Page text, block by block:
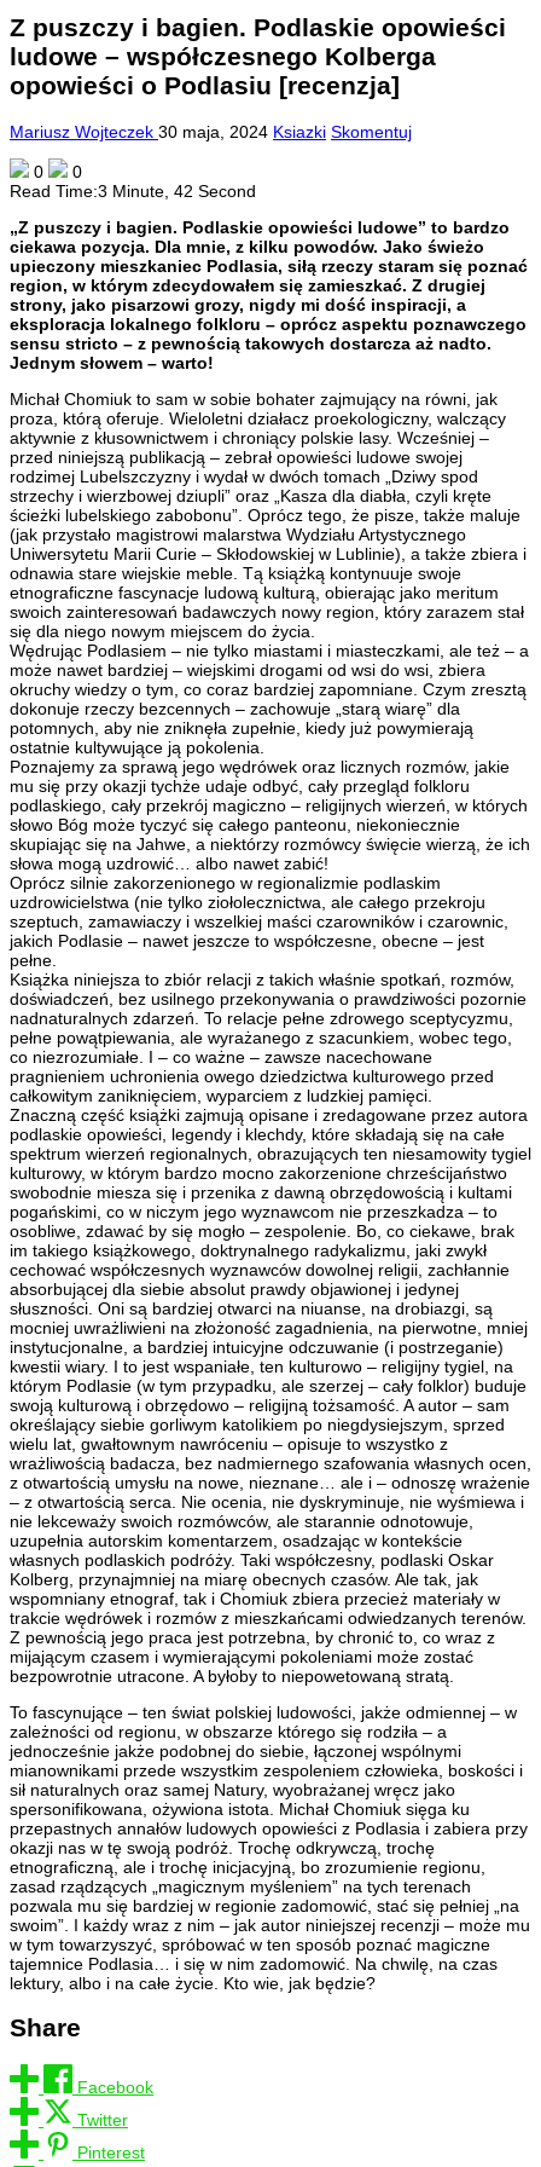
Z puszczy i bagien. Podlaskie opowieści
ludowe – współczesnego Kolberga
opowieści o Podlasiu [recenzja]
Mariusz Wojteczek 30 maja, 2024 Ksiazki Skomentuj
0
0
Read Time:3 Minute, 42 Second
„Z puszczy i bagien. Podlaskie opowieści ludowe” to bardzo
ciekawa pozycja. Dla mnie, z kilku powodów. Jako świeżo
upieczony mieszkaniec Podlasia, siłą rzeczy staram się poznać
region, w którym zdecydowałem się zamieszkać. Z drugiej
strony, jako pisarzowi grozy, nigdy mi dość inspiracji, a
eksploracja lokalnego folkloru – oprócz aspektu poznawczego
sensu stricto – z pewnością takowych dostarcza aż nadto.
Jednym słowem – warto!
Michał Chomiuk to sam w sobie bohater zajmujący na równi, jak
proza, którą oferuje. Wieloletni działacz proekologiczny, walczący
aktywnie z kłusownictwem i chroniący polskie lasy. Wcześniej –
przed niniejszą publikacją – zebrał opowieści ludowe swojej
rodzimej Lubelszczyzny i wydał w dwóch tomach „Dziwy spod
strzechy i wierzbowej dziupli” oraz „Kasza dla diabła, czyli kręte
ścieżki lubelskiego zabobonu”. Oprócz tego, że pisze, także maluje
(jak przystało magistrowi malarstwa Wydziału Artystycznego
Uniwersytetu Marii Curie – Skłodowskiej w Lublinie), a także zbiera i
odnawia stare wiejskie meble. Tą książką kontynuuje swoje
etnograficzne fascynacje ludową kulturą, obierając jako meritum
swoich zainteresowań badawczych nowy region, który zarazem stał
się dla niego nowym miejscem do życia.
Wędrując Podlasiem – nie tylko miastami i miasteczkami, ale też – a
może nawet bardziej – wiejskimi drogami od wsi do wsi, zbiera
okruchy wiedzy o tym, co coraz bardziej zapomniane. Czym zresztą
dokonuje rzeczy bezcennych – zachowuje „starą wiarę” dla
potomnych, aby nie zniknęła zupełnie, kiedy już powymierają
ostatnie kultywujące ją pokolenia.
Poznajemy za sprawą jego wędrówek oraz licznych rozmów, jakie
mu się przy okazji tychże udaje odbyć, cały przegląd folkloru
podlaskiego, cały przekrój magiczno – religijnych wierzeń, w których
słowo Bóg może tyczyć się całego panteonu, niekoniecznie
skupiając się na Jahwe, a niektórzy rozmówcy święcie wierzą, że ich
słowa mogą uzdrowić… albo nawet zabić!
Oprócz silnie zakorzenionego w regionalizmie podlaskim
uzdrowicielstwa (nie tylko ziołolecznictwa, ale całego przekroju
szeptuch, zamawiaczy i wszelkiej maści czarowników i czarownic,
jakich Podlasie – nawet jeszcze to współczesne, obecne – jest
pełne.
Książka niniejsza to zbiór relacji z takich właśnie spotkań, rozmów,
doświadczeń, bez usilnego przekonywania o prawdziwości pozornie
nadnaturalnych zdarzeń. To relacje pełne zdrowego sceptycyzmu,
pełne powątpiewania, ale wyrażanego z szacunkiem, wobec tego,
co niezrozumiałe. I – co ważne – zawsze nacechowane
pragnieniem uchronienia owego dziedzictwa kulturowego przed
całkowitym zaniknięciem, wyparciem z ludzkiej pamięci.
Znaczną część książki zajmują opisane i zredagowane przez autora
podlaskie opowieści, legendy i klechdy, które składają się na całe
spektrum wierzeń regionalnych, obrazujących ten niesamowity tygiel
kulturowy, w którym bardzo mocno zakorzenione chrześcijaństwo
swobodnie miesza się i przenika z dawną obrzędowością i kultami
pogańskimi, co w niczym jego wyznawcom nie przeszkadza – to
osobliwe, zdawać by się mogło – zespolenie. Bo, co ciekawe, brak
im takiego książkowego, doktrynalnego radykalizmu, jaki zwykł
cechować współczesnych wyznawców dowolnej religii, zachłannie
absorbującej dla siebie absolut prawdy objawionej i jedynej
słuszności. Oni są bardziej otwarci na niuanse, na drobiazgi, są
mocniej uwrażliwieni na złożoność zagadnienia, na pierwotne, mniej
instytucjonalne, a bardziej intuicyjne odczuwanie (i postrzeganie)
kwestii wiary. I to jest wspaniałe, ten kulturowo – religijny tygiel, na
którym Podlasie (w tym przypadku, ale szerzej – cały folklor) buduje
swoją kulturową i obrzędowo – religijną tożsamość. A autor – sam
określający siebie gorliwym katolikiem po niegdysiejszym, sprzed
wielu lat, gwałtownym nawróceniu – opisuje to wszystko z
wrażliwością badacza, bez nadmiernego szafowania własnych ocen,
z otwartością umysłu na nowe, nieznane… ale i – odnoszę wrażenie
– z otwartością serca. Nie ocenia, nie dyskryminuje, nie wyśmiewa i
nie lekceważy swoich rozmówców, ale starannie odnotowuje,
uzupełnia autorskim komentarzem, osadzając w kontekście
własnych podlaskich podróży. Taki współczesny, podlaski Oskar
Kolberg, przynajmniej na miarę obecnych czasów. Ale tak, jak
wspomniany etnograf, tak i Chomiuk zbiera przecież materiały w
trakcie wędrówek i rozmów z mieszkańcami odwiedzanych terenów.
Z pewnością jego praca jest potrzebna, by chronić to, co wraz z
mijającym czasem i wymierającymi pokoleniami może zostać
bezpowrotnie utracone. A byłoby to niepowetowaną stratą.
To fascynujące – ten świat polskiej ludowości, jakże odmiennej – w
zależności od regionu, w obszarze którego się rodziła – a
jednocześnie jakże podobnej do siebie, łączonej wspólnymi
mianownikami przede wszystkim zespoleniem człowieka, boskości i
sił naturalnych oraz samej Natury, wyobrażanej wręcz jako
spersonifikowana, ożywiona istota. Michał Chomiuk sięga ku
przepastnych annałów ludowych opowieści z Podlasia i zabiera przy
okazji nas w tę swoją podróż. Trochę odkrywczą, trochę
etnograficzną, ale i trochę inicjacyjną, bo zrozumienie regionu,
zasad rządzących „magicznym myśleniem” na tych terenach
pozwala mu się bardziej w regionie zadomowić, stać się pełniej „na
swoim”. I każdy wraz z nim – jak autor niniejszej recenzji – może mu
w tym towarzyszyć, spróbować w ten sposób poznać magiczne
tajemnice Podlasia… i się w nim zadomowić. Na chwilę, na czas
lektury, albo i na całe życie. Kto wie, jak będzie?
Share
Facebook
Twitter
Pinterest